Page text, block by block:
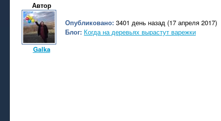
Автор
Galka
Опубликовано: 3401 день назад (17 апреля 2017)
Блог: Когда на деревьях вырастут варежки